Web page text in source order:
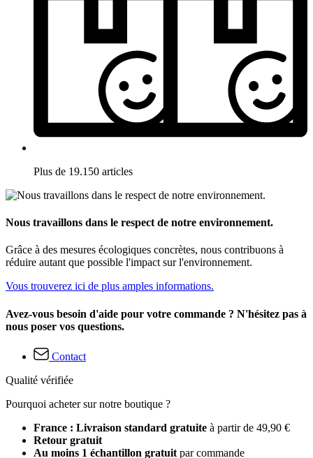
Plus de 19.150 articles
Nous travaillons dans le respect de notre environnement.
Grâce à des mesures écologiques concrètes, nous contribuons à
réduire autant que possible l'impact sur l'environnement.
Vous trouverez ici de plus amples informations.
Avez-vous besoin d'aide pour votre commande ? N'hésitez pas à
nous poser vos questions.
Contact
Qualité vérifiée
Pourquoi acheter sur notre boutique ?
France : Livraison standard gratuite à partir de 49,90 €
Retour gratuit
Au moins 1 échantillon gratuit par commande